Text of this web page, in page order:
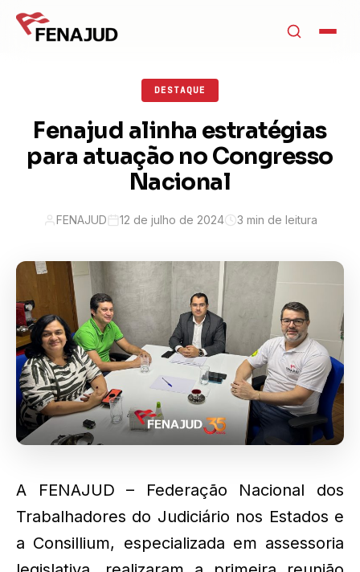
DESTAQUE
Fenajud alinha estratégias
para atuação no Congresso
Nacional
FENAJUD 12 de julho de 2024 3 min de leitura
A FENAJUD – Federação Nacional dos
Trabalhadores do Judiciário nos Estados e
a Consillium, especializada em assessoria